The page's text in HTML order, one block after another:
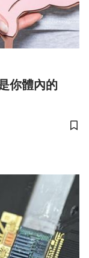
你體內的
儲